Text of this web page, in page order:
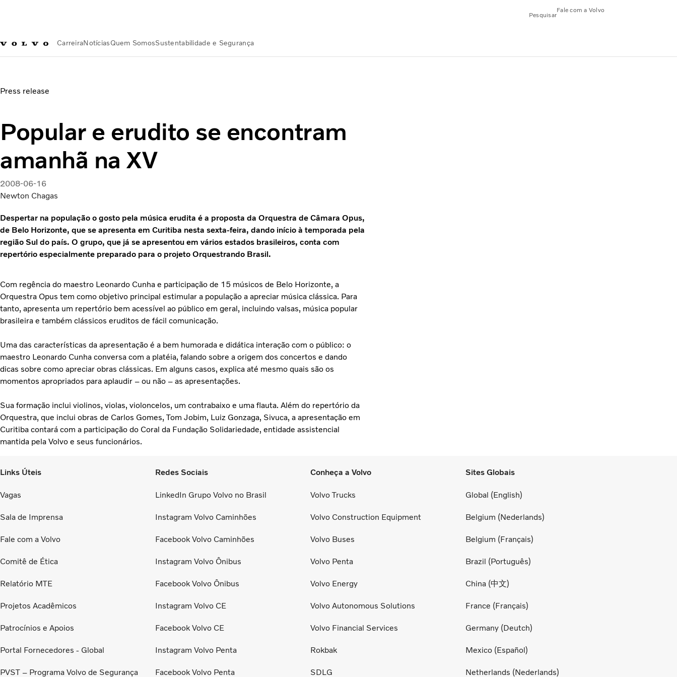
Pesquisar
Fale com a Volvo
CarreiraNotíciasQuem SomosSustentabilidade e Segurança
Press release
Popular e erudito se encontram
amanhã na XV
2008-06-16
Newton Chagas
Despertar na população o gosto pela música erudita é a proposta da Orquestra de Câmara Opus,
de Belo Horizonte, que se apresenta em Curitiba nesta sexta-feira, dando início à temporada pela
região Sul do país. O grupo, que já se apresentou em vários estados brasileiros, conta com
repertório especialmente preparado para o projeto Orquestrando Brasil.
Com regência do maestro Leonardo Cunha e participação de 15 músicos de Belo Horizonte, a
Orquestra Opus tem como objetivo principal estimular a população a apreciar música clássica. Para
tanto, apresenta um repertório bem acessível ao público em geral, incluindo valsas, música popular
brasileira e também clássicos eruditos de fácil comunicação.
Uma das características da apresentação é a bem humorada e didática interação com o público: o
maestro Leonardo Cunha conversa com a platéia, falando sobre a origem dos concertos e dando
dicas sobre como apreciar obras clássicas. Em alguns casos, explica até mesmo quais são os
momentos apropriados para aplaudir – ou não – as apresentações.
Sua formação inclui violinos, violas, violoncelos, um contrabaixo e uma flauta. Além do repertório da
Orquestra, que inclui obras de Carlos Gomes, Tom Jobim, Luiz Gonzaga, Sivuca, a apresentação em
Curitiba contará com a participação do Coral da Fundação Solidariedade, entidade assistencial
mantida pela Volvo e seus funcionários.
Links Úteis
Vagas
Sala de Imprensa
Fale com a Volvo
Comitê de Ética
Relatório MTE
Projetos Acadêmicos
Patrocínios e Apoios
Portal Fornecedores - Global
PVST – Programa Volvo de Segurança
Redes Sociais
LinkedIn Grupo Volvo no Brasil
Instagram Volvo Caminhões
Facebook Volvo Caminhões
Instagram Volvo Ônibus
Facebook Volvo Ônibus
Instagram Volvo CE
Facebook Volvo CE
Instagram Volvo Penta
Facebook Volvo Penta
Conheça a Volvo
Volvo Trucks
Volvo Construction Equipment
Volvo Buses
Volvo Penta
Volvo Energy
Volvo Autonomous Solutions
Volvo Financial Services
Rokbak
SDLG
Sites Globais
Global (English)
Belgium (Nederlands)
Belgium (Français)
Brazil (Português)
China (中文)
France (Français)
Germany (Deutch)
Mexico (Español)
Netherlands (Nederlands)